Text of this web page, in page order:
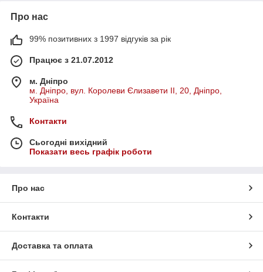
Про нас
99% позитивних з 1997 відгуків за рік
Працює з 21.07.2012
м. Дніпро
м. Дніпро, вул. Королеви Єлизавети ІІ, 20, Дніпро,
Україна
Контакти
Сьогодні вихідний
Показати весь графік роботи
Про нас
Контакти
Доставка та оплата